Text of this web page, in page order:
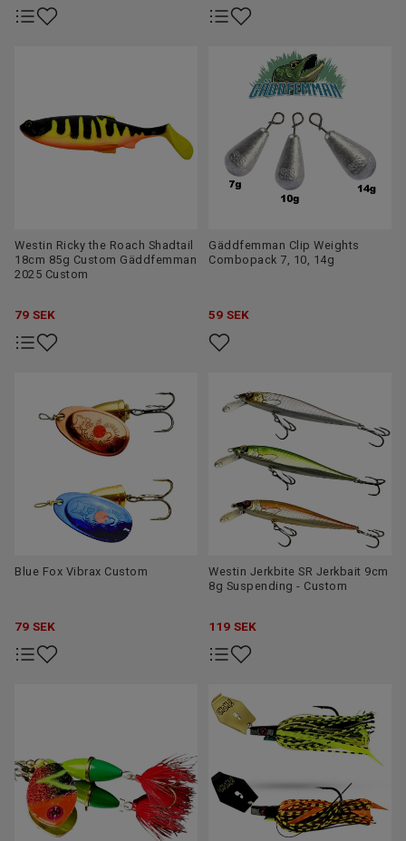
Westin Ricky the Roach Shadtail
18cm 85g Custom Gäddfemman
2025 Custom
79 SEK
Gäddfemman Clip Weights
Combopack 7, 10, 14g
59 SEK
Blue Fox Vibrax Custom
79 SEK
Westin Jerkbite SR Jerkbait 9cm
8g Suspending - Custom
119 SEK